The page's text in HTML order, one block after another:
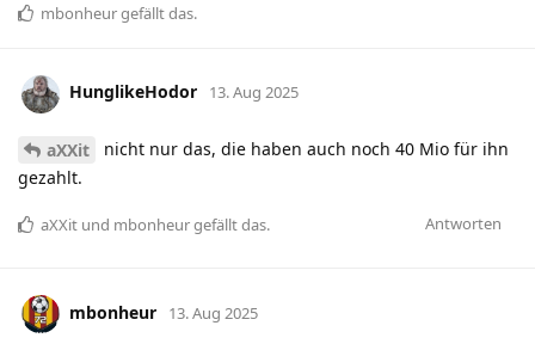
mbonheurgefällt das.
HunglikeHodor 13. Aug 2025
aXXit
nicht nur das, die haben auch noch 40 Mio für ihn
gezahlt.
Antworten
aXXit und mbonheurgefällt das.
mbonheur 13. Aug 2025